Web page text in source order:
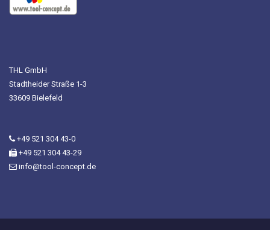
THL GmbH
Stadtheider Straße 1-3
33609 Bielefeld
+49 521 304 43-0
+49 521 304 43-29
info@tool-concept.de